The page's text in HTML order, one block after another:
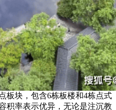
板块，包含6栋板楼和4栋点式
积率表示优异，无论是注沉教